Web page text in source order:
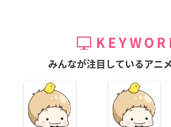
みんなが注目しているアニ